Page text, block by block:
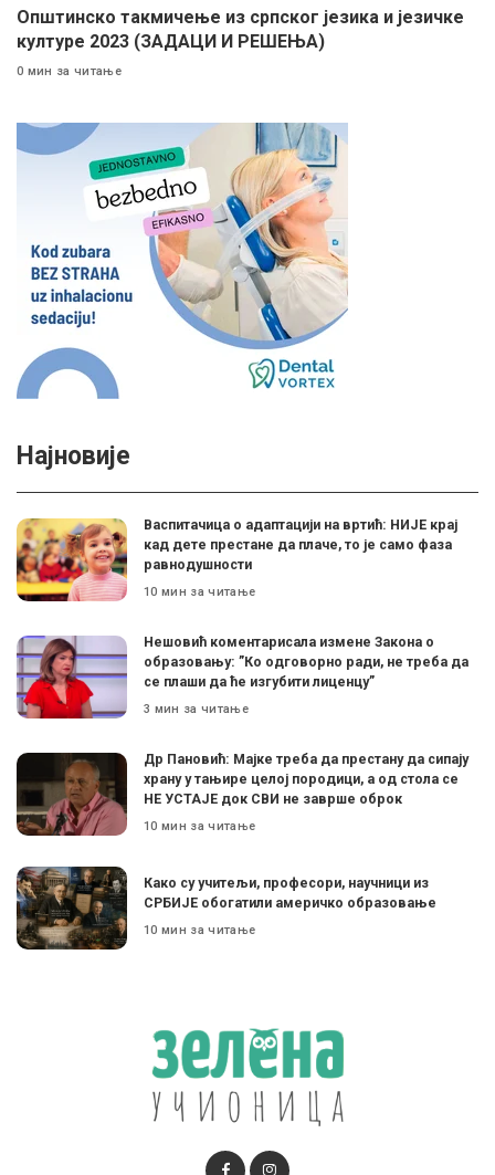
Општинско такмичење из српског језика и језичке
културе 2023 (ЗАДАЦИ И РЕШЕЊА)
0 мин за читање
Најновије
Васпитачица о адаптацији на вртић: НИЈЕ крај
кад дете престане да плаче, то је само фаза
равнодушности
10 мин за читање
Нешовић коментарисала измене Закона о
образовању: ”Ко одговорно ради, не треба да
се плаши да ће изгубити лиценцу”
3 мин за читање
Др Пановић: Мајке треба да престану да сипају
храну у тањире целој породици, а од стола се
НЕ УСТАЈЕ док СВИ не заврше оброк
10 мин за читање
Како су учитељи, професори, научници из
СРБИЈЕ обогатили америчко образовање
10 мин за читање